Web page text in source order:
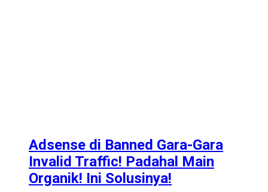
Adsense di Banned Gara-Gara
Invalid Traffic! Padahal Main
Organik! Ini Solusinya!